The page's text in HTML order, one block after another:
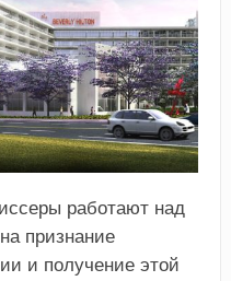
работают над
признание
и получение этой